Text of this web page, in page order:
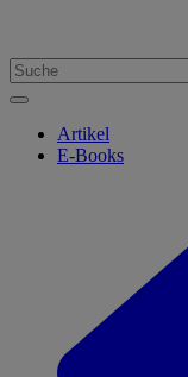
Artikel
E-Books